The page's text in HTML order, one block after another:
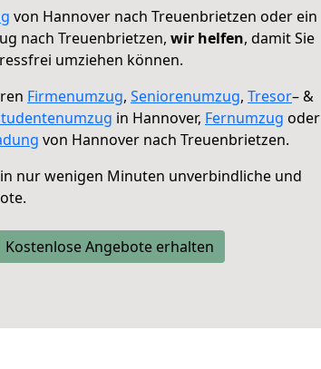
von Hannover nach Treuenbrietzen oder ein
nach Treuenbrietzen, wir helfen, damit Sie
umziehen können.
Firmenumzug, Seniorenumzug, Tresor– &
in Hannover, Fernumzug oder
von Hannover nach Treuenbrietzen.
in nur wenigen Minuten unverbindliche und
Kostenlose Angebote erhalten